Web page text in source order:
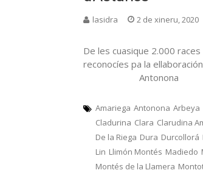
lasidra 2 de xineru, 2020
De les cuasique 2.000
reconocíes pa la
Antonona
Amariega Antonona Arbeya
Cladurina Clara Clarudina
De la Riega Dura Durcollorá
Lin Llimón Montés Madiedo
Montés de la Llamera